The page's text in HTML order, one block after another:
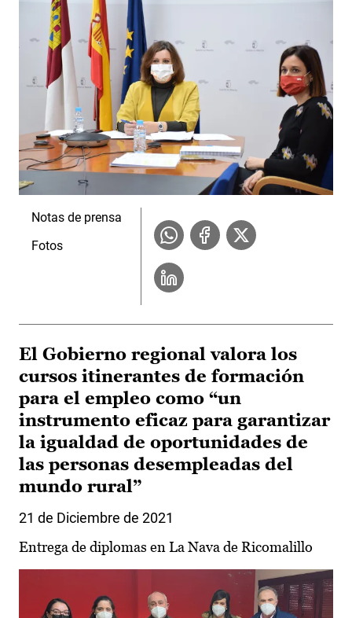
Notas de prensa
Fotos
El Gobierno regional valora los
cursos itinerantes de formación
para el empleo como “un
instrumento eficaz para garantizar
la igualdad de oportunidades de
las personas desempleadas del
mundo rural”
21 de Diciembre de 2021
Entrega de diplomas en La Nava de Ricomalillo